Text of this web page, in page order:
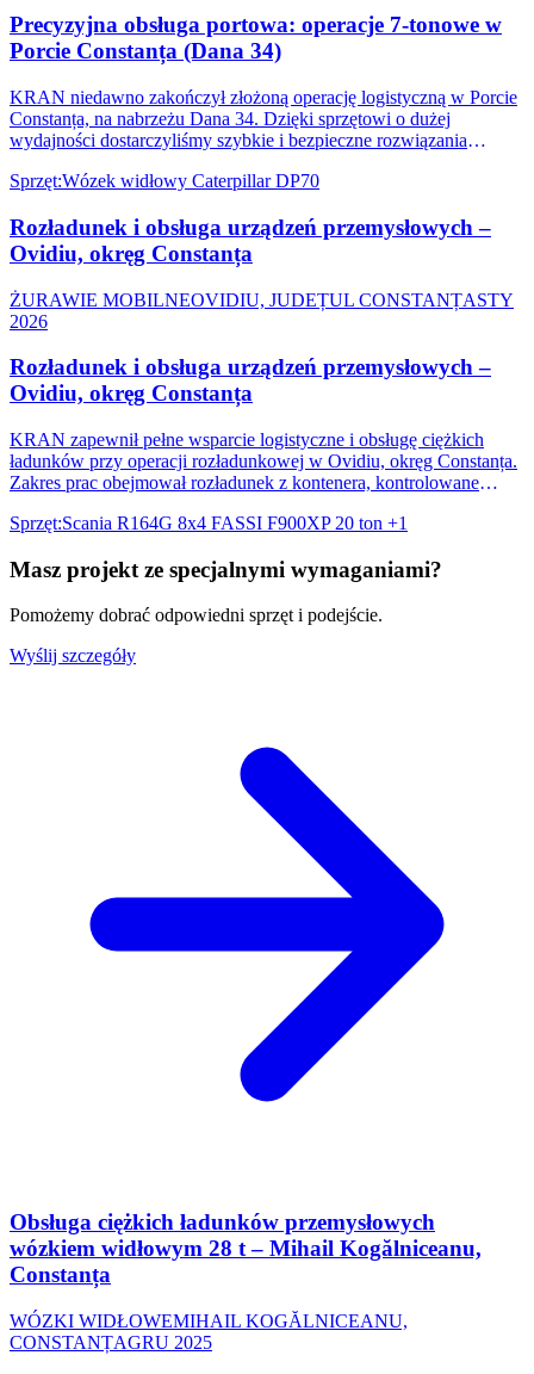
Precyzyjna obsługa portowa: operacje 7-tonowe w
Porcie Constanța (Dana 34)
KRAN niedawno zakończył złożoną operację logistyczną w Porcie
Constanța, na nabrzeżu Dana 34. Dzięki sprzętowi o dużej
wydajności dostarczyliśmy szybkie i bezpieczne rozwiązania
Sprzęt:Wózek widłowy Caterpillar DP70
Rozładunek i obsługa urządzeń przemysłowych –
Ovidiu, okręg Constanța
ŻURAWIE MOBILNEOVIDIU, JUDEȚUL CONSTANȚASTY
2026
Rozładunek i obsługa urządzeń przemysłowych –
Ovidiu, okręg Constanța
KRAN zapewnił pełne wsparcie logistyczne i obsługę ciężkich
ładunków przy operacji rozładunkowej w Ovidiu, okręg Constanța.
Zakres prac obejmował rozładunek z kontenera, kontrolowane
zapakowanych maszyn przemysłowych.
Sprzęt:Scania R164G 8x4 FASSI F900XP 20 ton +1
Masz projekt ze specjalnymi wymaganiami?
Pomożemy dobrać odpowiedni sprzęt i podejście.
Wyślij szczegóły
Obsługa ciężkich ładunków przemysłowych
wózkiem widłowym 28 t – Mihail Kogălniceanu,
Constanța
WÓZKI WIDŁOWEMIHAIL KOGĂLNICEANU,
CONSTANȚAGRU 2025